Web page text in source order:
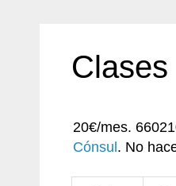
20€/mes.
Cónsul . No